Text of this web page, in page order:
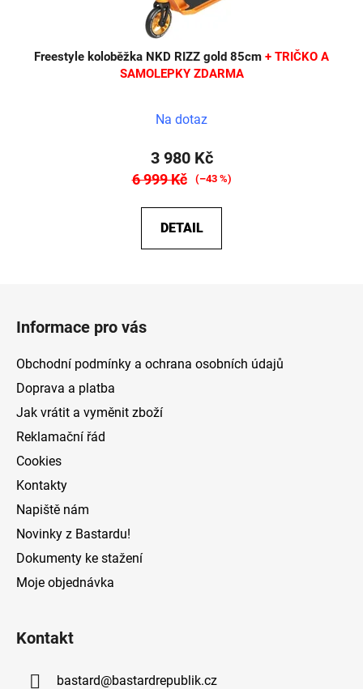
Freestyle koloběžka NKD RIZZ gold 85cm + TRIČKO A
SAMOLEPKY ZDARMA
Na dotaz
3 980 Kč
6 999 Kč (–43 %)
DETAIL
Informace pro vás
Obchodní podmínky a ochrana osobních údajů
Doprava a platba
Jak vrátit a vyměnit zboží
Reklamační řád
Cookies
Kontakty
Napiště nám
Novinky z Bastardu!
Dokumenty ke stažení
Moje objednávka
Kontakt
bastard@bastardrepublik.cz